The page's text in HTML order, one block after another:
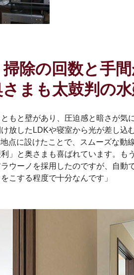
掃除の回数と手間
さまも太鼓判の
もと壁があり、圧迫感と暗さが
放したLDKや寝室から光が差し込
点に設けたことで、スムーズな動
」と奥さまも喜ばれています。も
ウーノを採用したのですが、自動
こする程度で十分なんです」